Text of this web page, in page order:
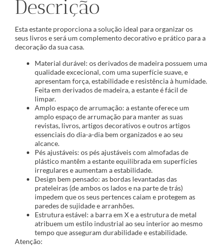
Descrição
Esta estante proporciona a solução ideal para organizar os
seus livros e será um complemento decorativo e prático para a
decoração da sua casa.
Material durável: os derivados de madeira possuem uma
qualidade excecional, com uma superfície suave, e
apresentam força, estabilidade e resistência à humidade.
Feita em derivados de madeira, a estante é fácil de
limpar.
Amplo espaço de arrumação: a estante oferece um
amplo espaço de arrumação para manter as suas
revistas, livros, artigos decorativos e outros artigos
essenciais do dia-a-dia bem organizados e ao seu
alcance.
Pés ajustáveis: os pés ajustáveis com almofadas de
plástico mantêm a estante equilibrada em superfícies
irregulares e aumentam a estabilidade.
Design bem pensado: as bordas levantadas das
prateleiras (de ambos os lados e na parte de trás)
impedem que os seus pertences caiam e protegem as
paredes de sujidade e arranhões.
Estrutura estável: a barra em X e a estrutura de metal
atribuem um estilo industrial ao seu interior ao mesmo
tempo que asseguram durabilidade e estabilidade.
Atenção: